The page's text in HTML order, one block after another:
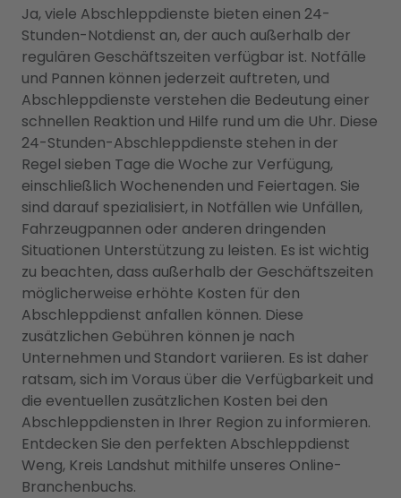
Ja, viele Abschleppdienste bieten einen 24-
Stunden-Notdienst an, der auch außerhalb der
regulären Geschäftszeiten verfügbar ist. Notfälle
und Pannen können jederzeit auftreten, und
Abschleppdienste verstehen die Bedeutung einer
schnellen Reaktion und Hilfe rund um die Uhr. Diese
24-Stunden-Abschleppdienste stehen in der
Regel sieben Tage die Woche zur Verfügung,
einschließlich Wochenenden und Feiertagen. Sie
sind darauf spezialisiert, in Notfällen wie Unfällen,
Fahrzeugpannen oder anderen dringenden
Situationen Unterstützung zu leisten. Es ist wichtig
zu beachten, dass außerhalb der Geschäftszeiten
möglicherweise erhöhte Kosten für den
Abschleppdienst anfallen können. Diese
zusätzlichen Gebühren können je nach
Unternehmen und Standort variieren. Es ist daher
ratsam, sich im Voraus über die Verfügbarkeit und
die eventuellen zusätzlichen Kosten bei den
Abschleppdiensten in Ihrer Region zu informieren.
Entdecken Sie den perfekten Abschleppdienst
Weng, Kreis Landshut mithilfe unseres Online-
Branchenbuchs.